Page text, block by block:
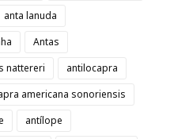
anta lanuda
Antas
nattereri
antilocapra
americana sonoriensis
antílope